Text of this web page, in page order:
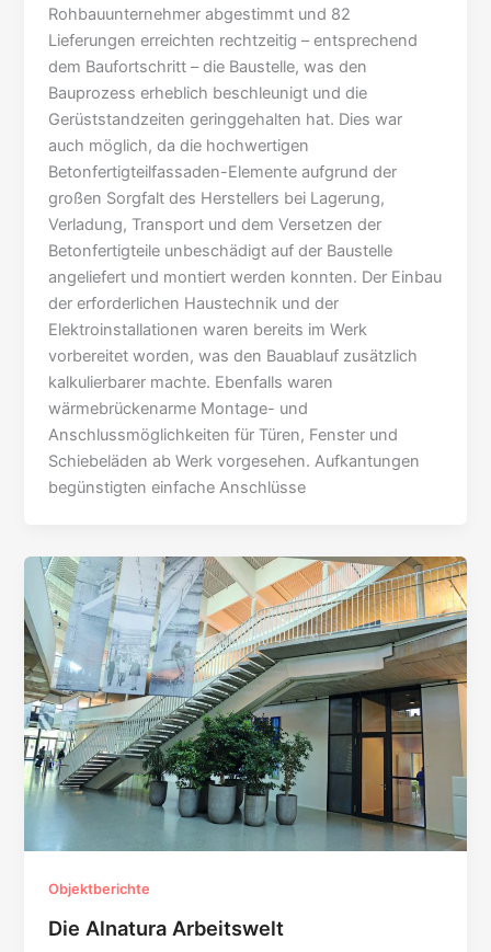
Rohbauunternehmer abgestimmt und 82
Lieferungen erreichten rechtzeitig – entsprechend
dem Baufortschritt – die Baustelle, was den
Bauprozess erheblich beschleunigt und die
Gerüststandzeiten geringgehalten hat. Dies war
auch möglich, da die hochwertigen
Betonfertigteilfassaden-Elemente aufgrund der
großen Sorgfalt des Herstellers bei Lagerung,
Verladung, Transport und dem Versetzen der
Betonfertigteile unbeschädigt auf der Baustelle
angeliefert und montiert werden konnten. Der Einbau
der erforderlichen Haustechnik und der
Elektroinstallationen waren bereits im Werk
vorbereitet worden, was den Bauablauf zusätzlich
kalkulierbarer machte. Ebenfalls waren
wärmebrückenarme Montage- und
Anschlussmöglichkeiten für Türen, Fenster und
Schiebeläden ab Werk vorgesehen. Aufkantungen
begünstigten einfache Anschlüsse
Objektberichte
Die Alnatura Arbeitswelt